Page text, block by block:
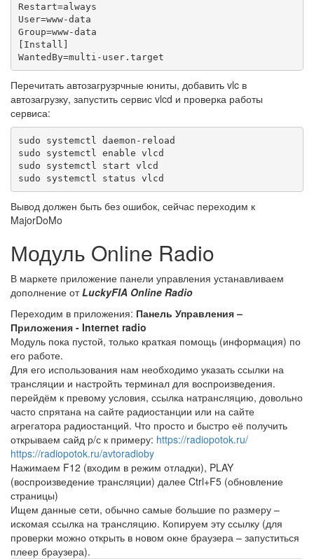
Restart=always
User=www-data
Group=www-data
[Install]
WantedBy=multi-user.target
Перечитать автозагрузрчные юниты, добавить vlc в
автозагрузку, запустить сервис vlcd и проверка работы
сервиса:
sudo systemctl daemon-reload
sudo systemctl enable vlcd
sudo systemctl start vlcd
sudo systemctl status vlcd
Вывод должен быть без ошибок, сейчас переходим к
MajorDoMo
Модуль Online Radio
В маркете приложение панели управления устанавливаем
дополнение отLuckyFIA Online Radio
Переходим в приложения: Панель Управления –
Приложения - Internet radio
Модуль пока пустой, только краткая помощь (информация) по
его работе.
Для его использования нам необходимо указать ссылки на
трансляции и настройть терминал для воспроизведения.
перейдём к превому условия, ссылка натрансляцию, довольно
часто спрятана на сайте радиостанции или на сайте
агрегатора радиостанций. Что просто и быстро её получить
открываем сайд р/с к примеру: https://radiopotok.ru/
https://radiopotok.ru/avtoradioby
Нажимаем F12 (входим в режим отладки), PLAY
(воспроизведение трансляции) далее Ctrl+F5 (обновление
страницы)
Ищем данные сети, обычно самые большие по размеру –
искомая ссылка на трансляцию. Копируем эту ссылку (для
проверки можно открыть в новом окне браузера – запуститься
плеер браузера).